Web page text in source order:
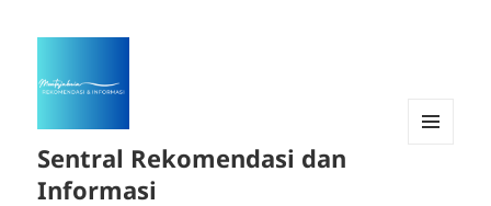
Sentral Rekomendasi dan
Informasi